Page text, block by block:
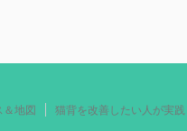
＆地図 猫背を改善したい人が実